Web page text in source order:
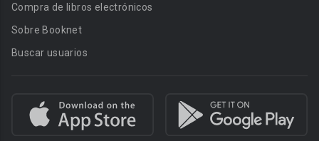
Compra de libros electrónicos
Sobre Booknet
Buscar usuarios